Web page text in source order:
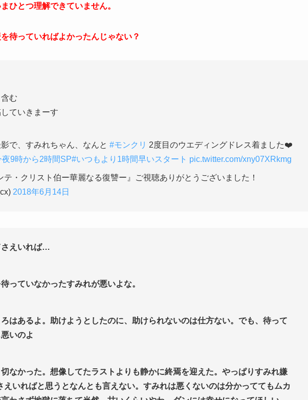
ひとつ理解できていません。
待っていればよかったんじゃない？
む
ていきまーす
で、すみれちゃん、なんと #モンクリ 2度目のウエディングドレス着ました❤️
9時から2時間SP#いつもより1時間早いスタート pic.twitter.com/xny07XRkmg
・クリスト伯ー華麗なる復讐ー』ご視聴ありがとうございました！
2018年6月14日
さえいれば…
っていなかったすみれが悪いよな。
はあるよ。助けようとしたのに、助けられないのは仕方ない。でも、待って
いのよ
なかった。想像してたラストよりも静かに終焉を迎えた。やっぱりすみれ嫌
えいればと思うとなんとも言えない。すみれは悪くないのは分かっててもムカ